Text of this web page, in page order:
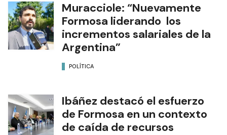
Muracciole: “Nuevamente
Formosa liderando los
incrementos salariales de la
Argentina”
POLÍTICA
Ibáñez destacó el esfuerzo
de Formosa en un contexto
de caída de recursos